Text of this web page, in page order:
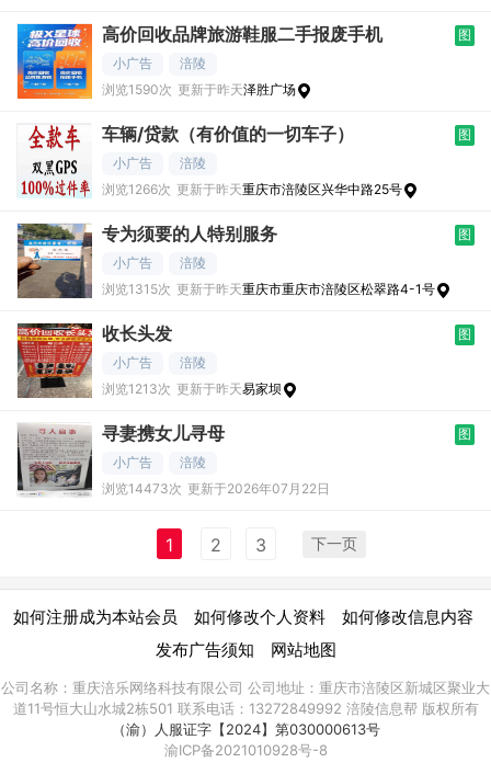
高价回收品牌旅游鞋服二手报废手机
图
小广告
涪陵
浏览1590次 更新于昨天泽胜广场
车辆/贷款（有价值的一切车子）
图
小广告
涪陵
浏览1266次 更新于昨天重庆市涪陵区兴华中路25号
专为须要的人特别服务
图
小广告
涪陵
浏览1315次 更新于昨天重庆市重庆市涪陵区松翠路4-1号
收长头发
图
小广告
涪陵
浏览1213次 更新于昨天易家坝
寻妻携女儿寻母
图
小广告
涪陵
浏览14473次 更新于2026年07月22日
1 2 3 下一页
如何注册成为本站会员 如何修改个人资料 如何修改信息内容
发布广告须知
网站地图
公司名称：重庆涪乐网络科技有限公司 公司地址：重庆市涪陵区新城区聚业大
道11号恒大山水城2栋501 联系电话：13272849992 涪陵信息帮 版权所有
（渝）人服证字【2024】第030000613号
渝ICP备2021010928号-8